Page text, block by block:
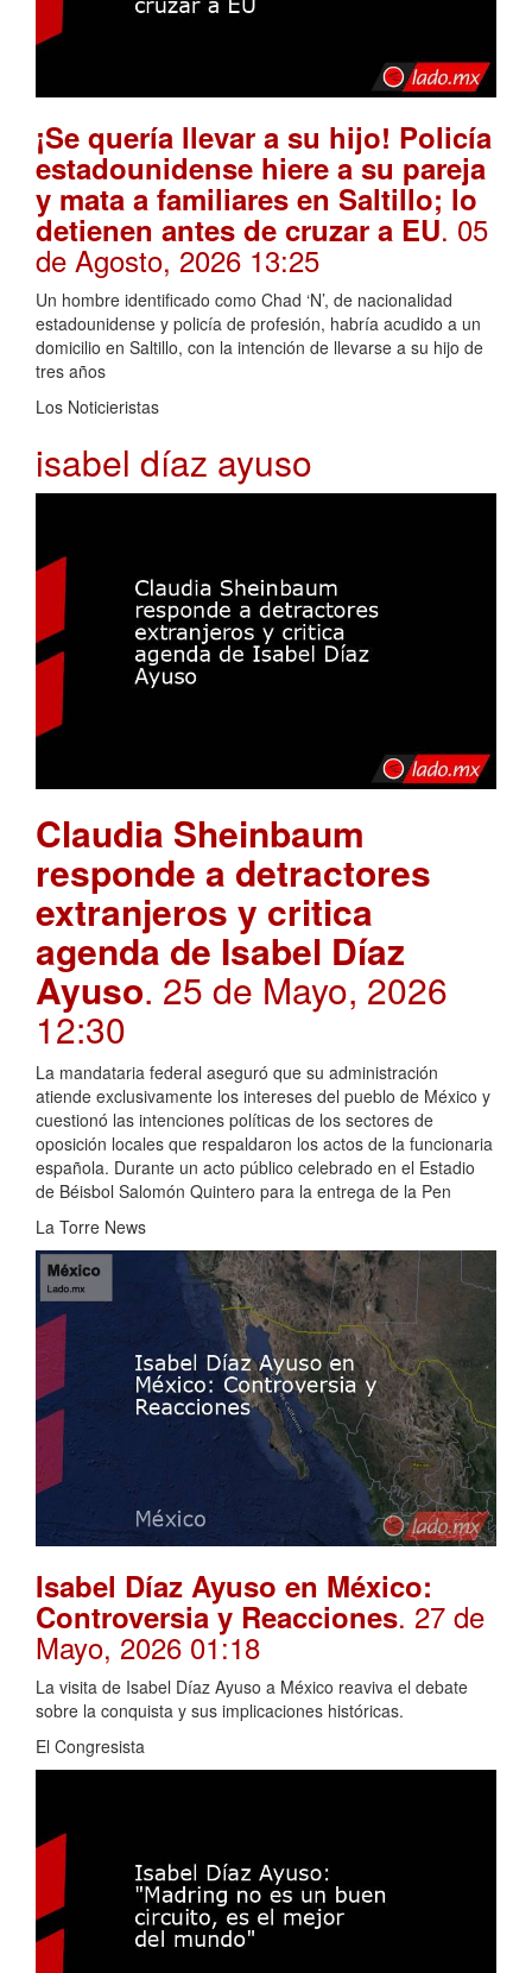
¡Se quería llevar a su hijo! Policía
estadounidense hiere a su pareja
y mata a familiares en Saltillo; lo
detienen antes de cruzar a EU. 05
de Agosto, 2026 13:25
Un hombre identificado como Chad ‘N’, de nacionalidad
estadounidense y policía de profesión, habría acudido a un
domicilio en Saltillo, con la intención de llevarse a su hijo de
tres años
Los Noticieristas
isabel díaz ayuso
Claudia Sheinbaum
responde a detractores
extranjeros y critica
agenda de Isabel Díaz
Ayuso. 25 de Mayo, 2026
12:30
La mandataria federal aseguró que su administración
atiende exclusivamente los intereses del pueblo de México y
cuestionó las intenciones políticas de los sectores de
oposición locales que respaldaron los actos de la funcionaria
española. Durante un acto público celebrado en el Estadio
de Béisbol Salomón Quintero para la entrega de la Pen
La Torre News
Isabel Díaz Ayuso en México:
Controversia y Reacciones. 27 de
Mayo, 2026 01:18
La visita de Isabel Díaz Ayuso a México reaviva el debate
sobre la conquista y sus implicaciones históricas.
El Congresista